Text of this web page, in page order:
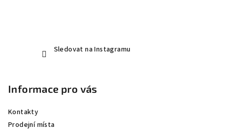
Sledovat na Instagramu
Informace pro vás
Kontakty
Prodejní místa